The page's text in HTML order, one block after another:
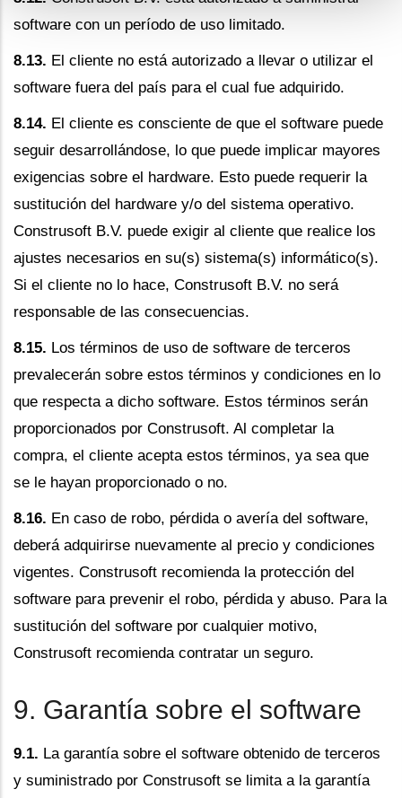
software con un período de uso limitado.
8.13. El cliente no está autorizado a llevar o utilizar el
software fuera del país para el cual fue adquirido.
8.14. El cliente es consciente de que el software puede
seguir desarrollándose, lo que puede implicar mayores
exigencias sobre el hardware. Esto puede requerir la
sustitución del hardware y/o del sistema operativo.
Construsoft B.V. puede exigir al cliente que realice los
ajustes necesarios en su(s) sistema(s) informático(s).
Si el cliente no lo hace, Construsoft B.V. no será
responsable de las consecuencias.
8.15. Los términos de uso de software de terceros
prevalecerán sobre estos términos y condiciones en lo
que respecta a dicho software. Estos términos serán
proporcionados por Construsoft. Al completar la
compra, el cliente acepta estos términos, ya sea que
se le hayan proporcionado o no.
8.16. En caso de robo, pérdida o avería del software,
deberá adquirirse nuevamente al precio y condiciones
vigentes. Construsoft recomienda la protección del
software para prevenir el robo, pérdida y abuso. Para la
sustitución del software por cualquier motivo,
Construsoft recomienda contratar un seguro.
9. Garantía sobre el software
9.1. La garantía sobre el software obtenido de terceros
y suministrado por Construsoft se limita a la garantía